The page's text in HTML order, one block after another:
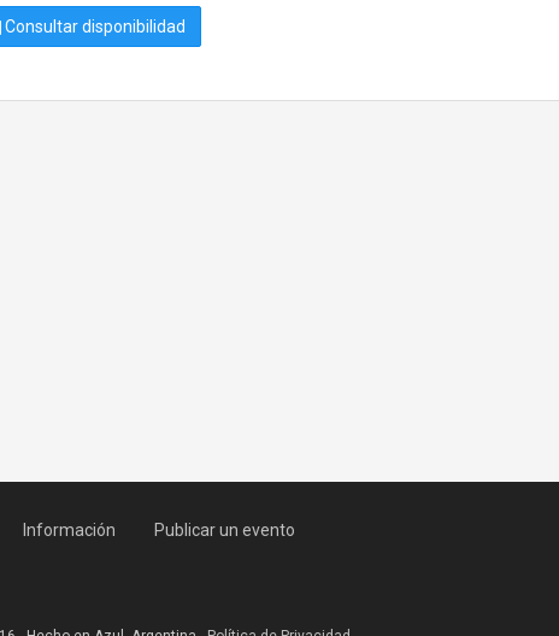
Consultar disponibilidad
Información Publicar un evento